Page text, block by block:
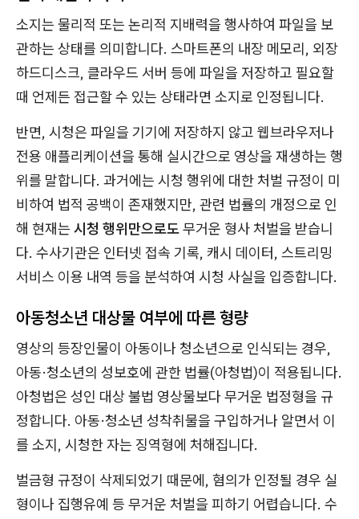
소지는 물리적 또는 논리적 지배력을 행사하여 파일을 보
관하는 상태를 의미합니다. 스마트폰의 내장 메모리, 외장
하드디스크, 클라우드 서버 등에 파일을 저장하고 필요할
때 언제든 접근할 수 있는 상태라면 소지로 인정됩니다.
반면, 시청은 파일을 기기에 저장하지 않고 웹브라우저나
전용 애플리케이션을 통해 실시간으로 영상을 재생하는 행
위를 말합니다. 과거에는 시청 행위에 대한 처벌 규정이 미
비하여 법적 공백이 존재했지만, 관련 법률의 개정으로 인
해 현재는 시청 행위만으로도무거운 형사 처벌을 받습니
다. 수사기관은 인터넷 접속 기록, 캐시 데이터, 스트리밍
서비스 이용 내역 등을 분석하여 시청 사실을 입증합니다.
아동청소년 대상물 여부에 따른 형량
영상의 등장인물이 아동이나 청소년으로 인식되는 경우,
아동·청소년의 성보호에 관한 법률(아청법)이 적용됩니다.
아청법은 성인 대상 불법 영상물보다 무거운 법정형을 규
정합니다. 아동·청소년 성착취물을 구입하거나 알면서 이
를 소지, 시청한 자는 징역형에 처해집니다.
벌금형 규정이 삭제되었기 때문에, 혐의가 인정될 경우 실
형이나 집행유예 등 무거운 처벌을 피하기 어렵습니다. 수